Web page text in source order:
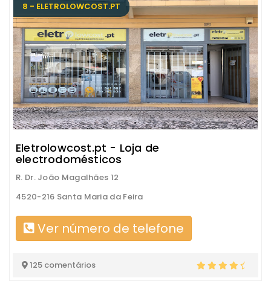
8 - ELETROLOWCOST.PT
Eletrolowcost.pt - Loja de
electrodomésticos
R. Dr. João Magalhães 12
4520-216 Santa Maria da Feira
Ver número de telefone
125 comentários